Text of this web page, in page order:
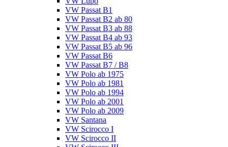
VW Passat B1
VW Passat B2 ab 80
VW Passat B3 ab 88
VW Passat B4 ab 93
VW Passat B5 ab 96
VW Passat B6
VW Passat B7 / B8
VW Polo ab 1975
VW Polo ab 1981
VW Polo ab 1994
VW Polo ab 2001
VW Polo ab 2009
VW Santana
VW Scirocco I
VW Scirocco II